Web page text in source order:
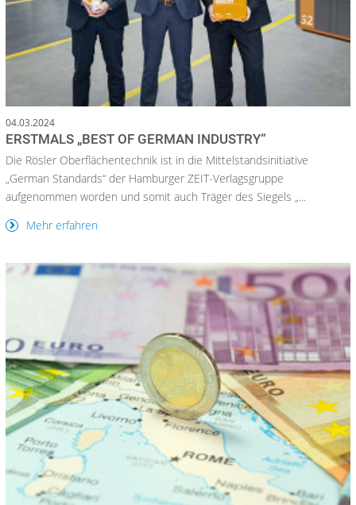
04.03.2024
ERSTMALS „BEST OF GERMAN INDUSTRY“
Die Rösler Oberflächentechnik ist in die Mittelstandsinitiative
„German Standards“ der Hamburger ZEIT-Verlagsgruppe
aufgenommen worden und somit auch Träger des Siegels „...
Mehr erfahren